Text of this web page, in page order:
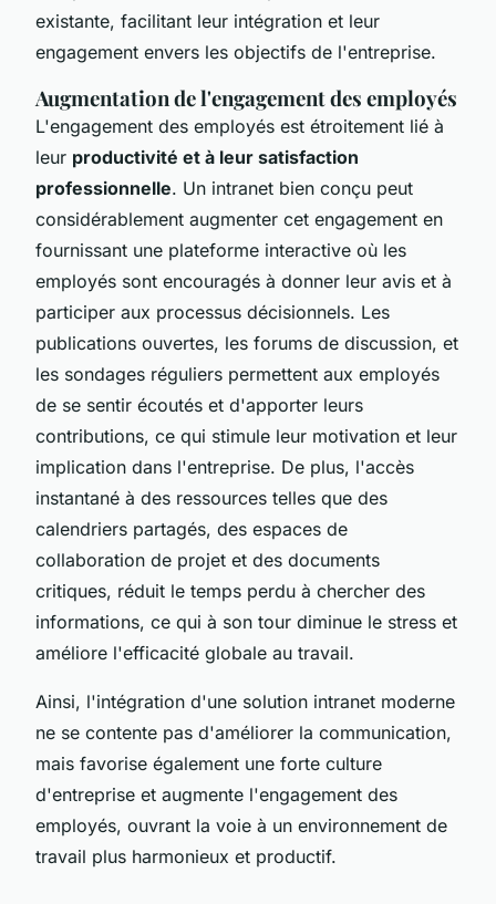
existante, facilitant leur intégration et leur
engagement envers les objectifs de l'entreprise.
Augmentation de l'engagement des employés
L'engagement des employés est étroitement lié à
leur productivité et à leur satisfaction
professionnelle. Un intranet bien conçu peut
considérablement augmenter cet engagement en
fournissant une plateforme interactive où les
employés sont encouragés à donner leur avis et à
participer aux processus décisionnels. Les
publications ouvertes, les forums de discussion, et
les sondages réguliers permettent aux employés
de se sentir écoutés et d'apporter leurs
contributions, ce qui stimule leur motivation et leur
implication dans l'entreprise. De plus, l'accès
instantané à des ressources telles que des
calendriers partagés, des espaces de
collaboration de projet et des documents
critiques, réduit le temps perdu à chercher des
informations, ce qui à son tour diminue le stress et
améliore l'efficacité globale au travail.
Ainsi, l'intégration d'une solution intranet moderne
ne se contente pas d'améliorer la communication,
mais favorise également une forte culture
d'entreprise et augmente l'engagement des
employés, ouvrant la voie à un environnement de
travail plus harmonieux et productif.